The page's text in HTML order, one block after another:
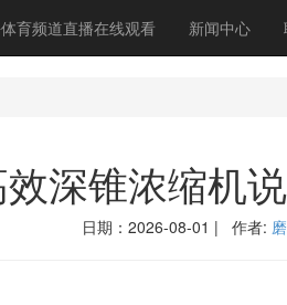
育频道直播在线观看 新闻中心
深锥浓缩机
日期：2026-08-01 | 作者: